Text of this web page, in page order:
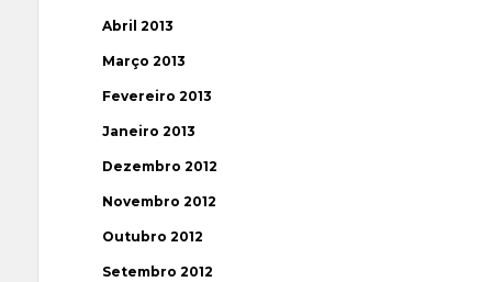
Abril 2013
Março 2013
Fevereiro 2013
Janeiro 2013
Dezembro 2012
Novembro 2012
Outubro 2012
Setembro 2012